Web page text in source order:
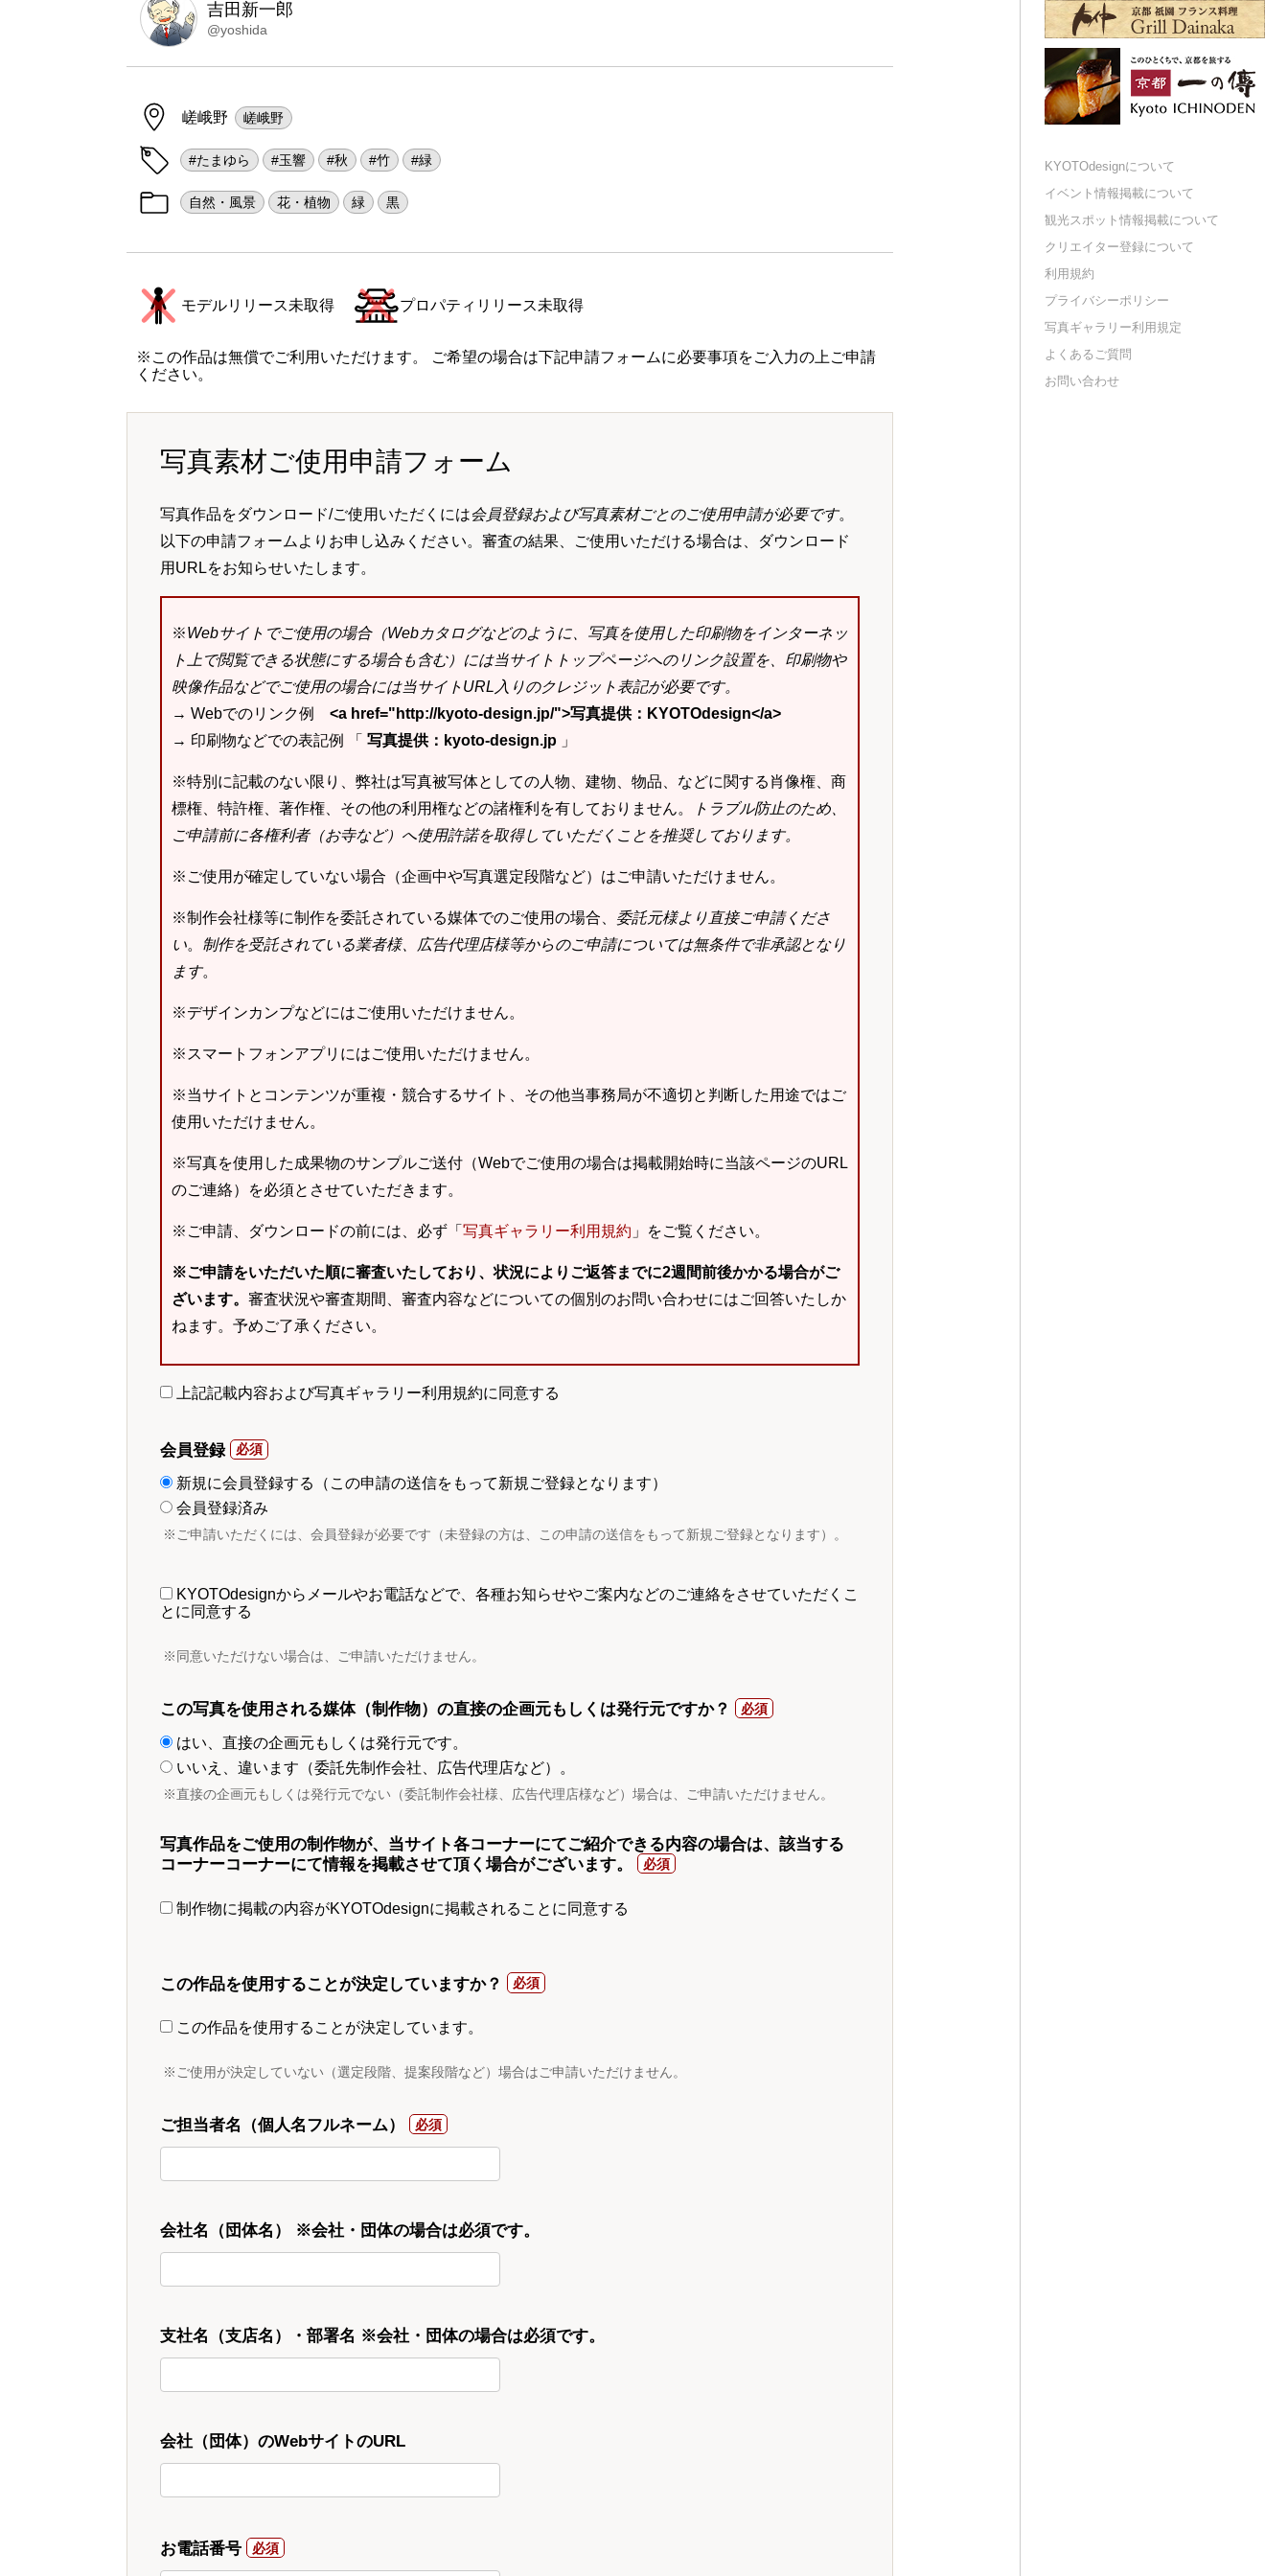
吉田新一郎
@yoshida
嵯峨野 嵯峨野
#たまゆら #玉響 #秋 #竹 #緑
自然・風景 花・植物 緑 黒
モデルリリース未取得 プロパティリリース未取得
※この作品は無償でご利用いただけます。 ご希望の場合は下記申請フォームに必要事項をご入力の上ご申請
ください。
写真素材ご使用申請フォーム
写真作品をダウンロード/ご使用いただくには会員登録および写真素材ごとのご使用申請が必要です。
以下の申請フォームよりお申し込みください。審査の結果、ご使用いただける場合は、ダウンロード
用URLをお知らせいたします。
※Webサイトでご使用の場合（Webカタログなどのように、写真を使用した印刷物をインターネッ
ト上で閲覧できる状態にする場合も含む）には当サイトトップページへのリンク設置を、印刷物や
映像作品などでご使用の場合には当サイトURL入りのクレジット表記が必要です。
→ Webでのリンク例 <a href="http://kyoto-design.jp/">写真提供：KYOTOdesign</a>
→ 印刷物などでの表記例 「 写真提供：kyoto-design.jp 」
※特別に記載のない限り、弊社は写真被写体としての人物、建物、物品、などに関する肖像権、商
標権、特許権、著作権、その他の利用権などの諸権利を有しておりません。
トラブル防止のため、
ご申請前に各権利者（お寺など）へ使用許諾を取得していただくことを推奨しております。
※ご使用が確定していない場合（企画中や写真選定段階など）はご申請いただけません。
※制作会社様等に制作を委託されている媒体でのご使用の場合、 委託元様より直接ご申請くださ
い。 制作を受託されている業者様、広告代理店様等からのご申請については無条件で非承認となり
ます。
※デザインカンプなどにはご使用いただけません。
※スマートフォンアプリにはご使用いただけません。
※当サイトとコンテンツが重複・競合するサイト、その他当事務局が不適切と判断した用途ではご
使用いただけません。
※写真を使用した成果物のサンプルご送付（Webでご使用の場合は掲載開始時に当該ページのURL
のご連絡）を必須とさせていただきます。
※ご申請、ダウンロードの前には、必ず「 写真ギャラリー利用規約 」をご覧ください。
※ご申請をいただいた順に審査いたしており、状況によりご返答までに2週間前後かかる場合がご
ざいます。 審査状況や審査期間、審査内容などについての個別のお問い合わせにはご回答いたしか
ねます。予めご了承ください。
上記記載内容および写真ギャラリー利用規約に同意する
会員登録
新規に会員登録する（この申請の送信をもって新規ご登録となります）
会員登録済み
※ご申請いただくには、会員登録が必要です（未登録の方は、この申請の送信をもって新規ご登録となります）。
KYOTOdesignからメールやお電話などで、各種お知らせやご案内などのご連絡をさせていただくこ
とに同意する
※同意いただけない場合は、ご申請いただけません。
この写真を使用される媒体（制作物）の直接の企画元もしくは発行元ですか？
はい、直接の企画元もしくは発行元です。
いいえ、違います（委託先制作会社、広告代理店など）。
※直接の企画元もしくは発行元でない（委託制作会社様、広告代理店様など）場合は、ご申請いただけません。
写真作品をご使用の制作物が、当サイト各コーナーにてご紹介できる内容の場合は、該当する
コーナーコーナーにて情報を掲載させて頂く場合がございます。
制作物に掲載の内容がKYOTOdesignに掲載されることに同意する
この作品を使用することが決定していますか？
この作品を使用することが決定しています。
※ご使用が決定していない（選定段階、提案段階など）場合はご申請いただけません。
ご担当者名（個人名フルネーム）
会社名（団体名） ※会社・団体の場合は必須です。
支社名（支店名）・部署名 ※会社・団体の場合は必須です。
会社（団体）のWebサイトのURL
お電話番号
KYOTOdesignについて
イベント情報掲載について
観光スポット情報掲載について
クリエイター登録について
利用規約
プライバシーポリシー
写真ギャラリー利用規定
よくあるご質問
お問い合わせ